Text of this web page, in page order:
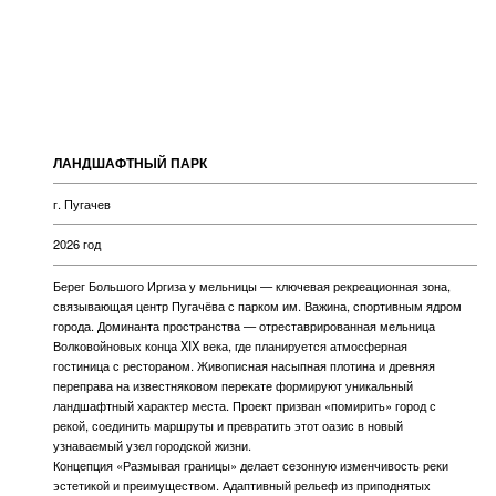
г. Пугачев
Берег Большого Иргиза у мельницы — ключевая рекреационная зона,
города. Доминанта пространства — отреставрированная мельница
Волковойновых конца XIX века, где планируется атмосферная
гостиница с рестораном. Живописная насыпная плотина и древняя
переправа на известняковом перекате формируют уникальный
ландшафтный характер места. Проект призван «помирить» город с
рекой, соединить маршруты и превратить этот оазис в новый
узнаваемый узел городской жизни.
Концепция «Размывая границы» делает сезонную изменчивость реки
эстетикой и преимуществом. Адаптивный рельеф из приподнятых
холмов в паводок становится архипелагом безопасных островков, а в
межень — сетью уютных площадок: детская зона, фудкорт с видом на
воду, солярий на траве, пикниковые поляны с гамаками. Появятся